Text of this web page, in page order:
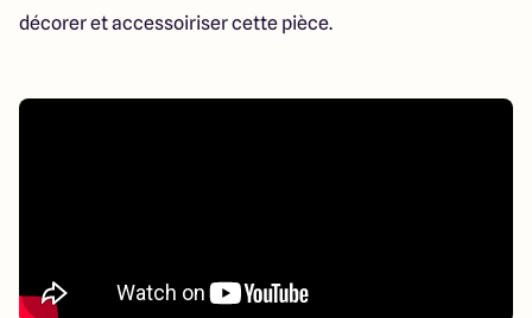
décorer et accessoiriser cette pièce.